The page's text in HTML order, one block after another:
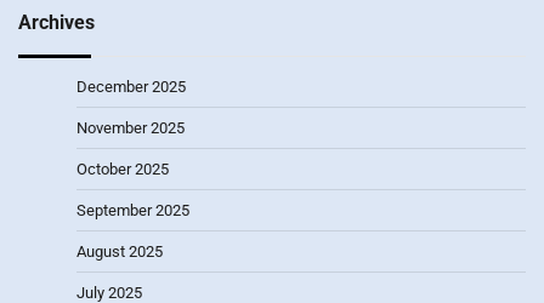
Archives
December 2025
November 2025
October 2025
September 2025
August 2025
July 2025